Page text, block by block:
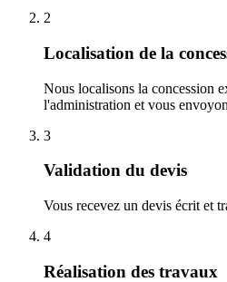
2
Localisation de la
Nous localisons la concession
l'administration et vous
3
Validation du devis
Vous recevez un devis écrit et
4
Réalisation des travaux